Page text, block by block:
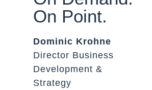
On Point.
Dominic Krohne
Director Business
Development &
Strategy